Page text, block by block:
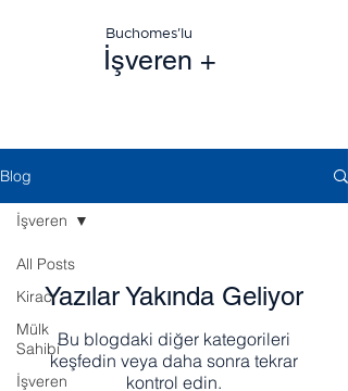
Buchomes'lu
İşveren +
Blog
All Posts
Kiracı
Mülk
Sahibi
İşveren
İşveren
Yazılar Yakında Geliyor
Bu blogdaki diğer kategorileri
keşfedin veya daha sonra tekrar
kontrol edin.